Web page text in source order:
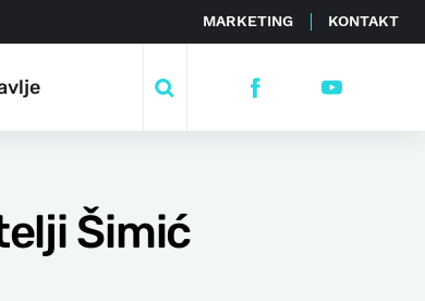
MARKETING KONTAKT
Šimić